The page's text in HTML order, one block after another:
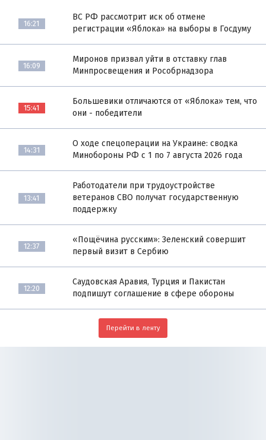
16:21
ВС РФ рассмотрит иск об отмене
регистрации «Яблока» на выборы в Госдуму
16:09
Миронов призвал уйти в отставку глав
Минпросвещения и Рособрнадзора
15:41
Большевики отличаются от «Яблока» тем, что
они - победители
14:31
О ходе спецоперации на Украине: сводка
Минобороны РФ с 1 по 7 августа 2026 года
13:41
Работодатели при трудоустройстве
ветеранов СВО получат государственную
поддержку
12:37
«Пощёчина русским»: Зеленский совершит
первый визит в Сербию
12:20
Саудовская Аравия, Турция и Пакистан
подпишут соглашение в сфере обороны
Перейти в ленту